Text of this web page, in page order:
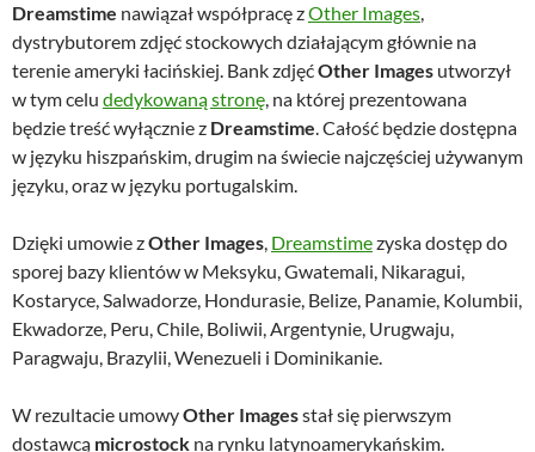
Dreamstime nawiązał współpracę zOther Images,
dystrybutorem zdjęć stockowych działającym głównie na
terenie ameryki łacińskiej. Bank zdjęćOther Images utworzył
w tym celu dedykowaną stronę, na której prezentowana
będzie treść wyłącznie z Dreamstime. Całość będzie dostępna
w języku hiszpańskim, drugim na świecie najczęściej używanym
języku, oraz w języku portugalskim.
Dzięki umowie zOther Images, Dreamstimezyska dostęp do
sporej bazy klientów w Meksyku, Gwatemali, Nikaragui,
Kostaryce, Salwadorze, Hondurasie, Belize, Panamie, Kolumbii,
Ekwadorze, Peru, Chile, Boliwii, Argentynie, Urugwaju,
Paragwaju, Brazylii, Wenezueli i Dominikanie.
W rezultacie umowyOther Imagesstał się pierwszym
dostawcą microstock na rynku latynoamerykańskim.